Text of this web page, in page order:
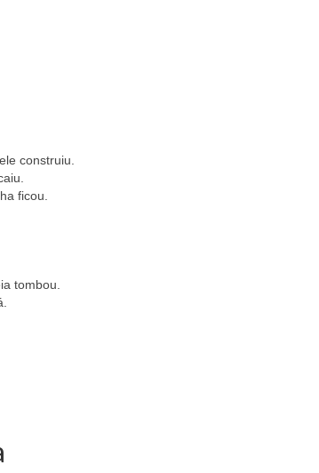
construiu.
ficou.
tombou.